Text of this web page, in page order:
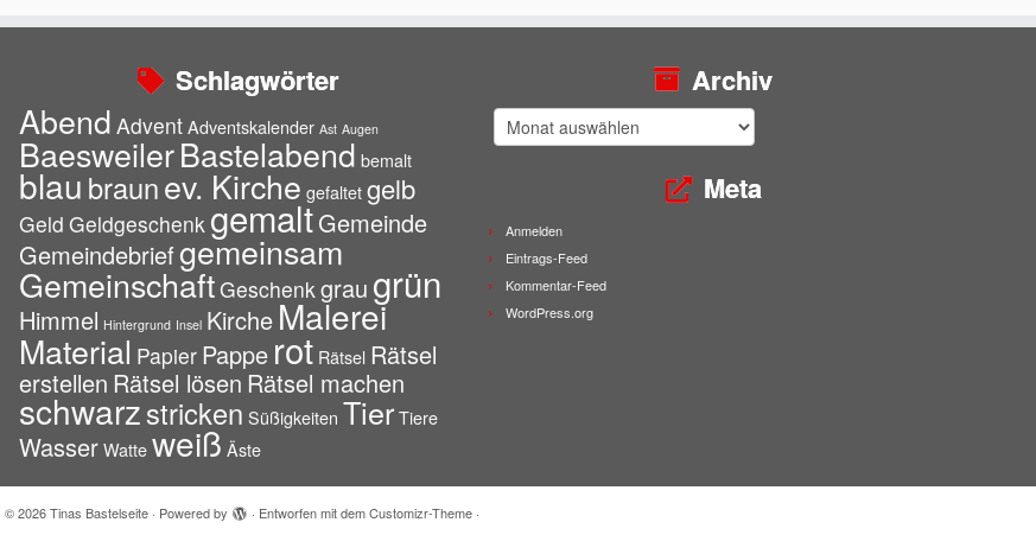
Schlagwörter
Abend AdventAdventskalender Ast Augen
BaesweilerBastelabend bemalt
blau braunev. Kirche gefaltetgelb
Geld Geldgeschenk gemaltGemeinde
Gemeindebriefgemeinsam
GemeinschaftGeschenkgrau grün
Himmel Hintergrund Insel Kirche Malerei
Material Papier Pappe rot Rätsel Rätsel
erstellen Rätsel lösen Rätsel machen
schwarzstricken Süßigkeiten TierTiere
WasserWatteweiß Äste
Archiv
Archiv
Meta
Anmelden
Eintrags-Feed
Kommentar-Feed
WordPress.org
© 2026Tinas Bastelseite · Powered by · Entworfen mit demCustomizr-Theme ·